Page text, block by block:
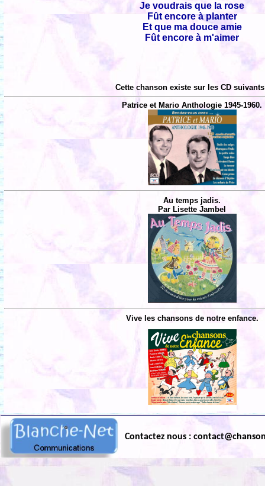
Je voudrais que la rose
Fût encore à planter
Et que ma douce amie
Fût encore à m'aimer
Cette chanson existe sur les CD
Patrice et Mario Anthologie 1945-1960.
Au temps jadis.
Par Lisette Jambel
Vive les chansons de notre enfance.
Contactez nous :